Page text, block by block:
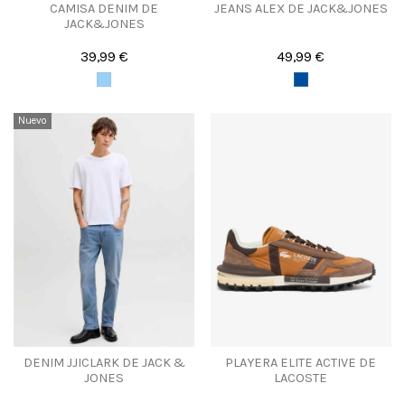
CAMISA DENIM DE
JACK&JONES
39,99 €
JEANS ALEX DE JACK&JONES
49,99 €
Nuevo
DENIM JJICLARK DE JACK &
JONES
PLAYERA ELITE ACTIVE DE
LACOSTE